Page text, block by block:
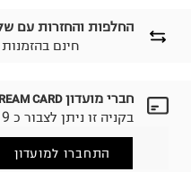
החלפות והחזרות עם
₪ חינם בהזמנות
לבחירת בשיטת המשלוח
הזמנתם והתחרטתם?
(במקום ב-19.9 ₪) לזמן מוגבל! חינם בהזמנות מעל 500 ₪.
חברי מועדון CARD
בקניה זו ניתן לצבור כ 19 נקודות
התחברו למועדון